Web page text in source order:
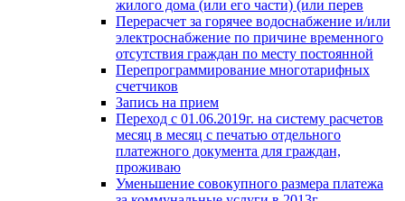
жилого дома (или его части) (или перев
Перерасчет за горячее водоснабжение и/или
электроснабжение по причине временного
отсутствия граждан по месту постоянной
Перепрограммирование многотарифных
счетчиков
Запись на прием
Переход с 01.06.2019г. на систему расчетов
месяц в месяц с печатью отдельного
платежного документа для граждан,
проживаю
Уменьшение совокупного размера платежа